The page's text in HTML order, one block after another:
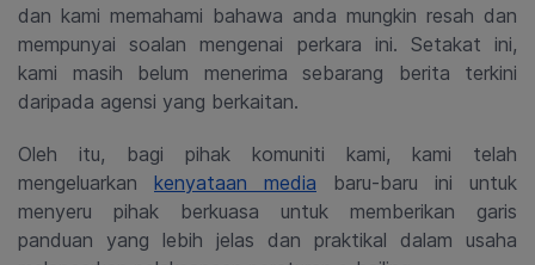
dan kami memahami bahawa anda mungkin resah dan
mempunyai soalan mengenai perkara ini. Setakat ini,
kami masih belum menerima sebarang berita terkini
daripada agensi yang berkaitan.
Oleh itu, bagi pihak komuniti kami, kami telah
mengeluarkan kenyataan media baru-baru ini untuk
menyeru pihak berkuasa untuk memberikan garis
panduan yang lebih jelas dan praktikal dalam usaha